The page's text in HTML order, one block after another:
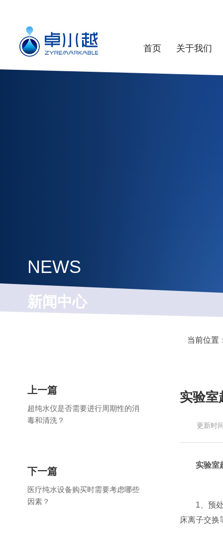
首页 关于我们
NEWS
新闻中心
当前位置
实验室
更新时
实验室
1、预处
床离子交换
上一篇
超纯水仪是否需要进行周期性的消
毒和清洗？
下一篇
医疗纯水设备购买时需要考虑哪些
因素？